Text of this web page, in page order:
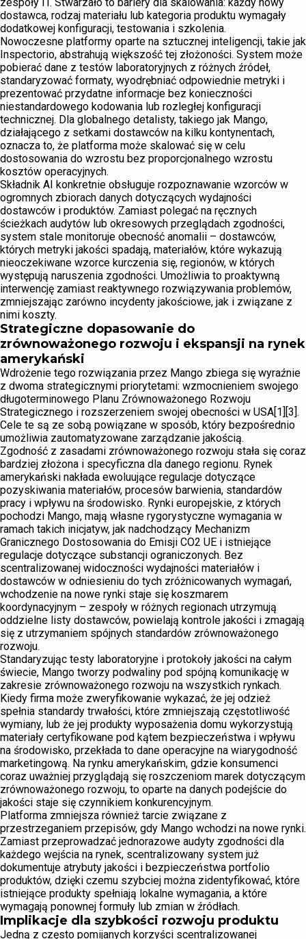
dostawca, rodzaj materiału lub kategoria produktu wymagały
dodatkowej konfiguracji, testowania i szkolenia.
Nowoczesne platformy oparte na sztucznej inteligencji, takie jak
Inspectorio, abstrahują większość tej złożoności. System może
pobierać dane z testów laboratoryjnych z różnych źródeł,
standaryzować formaty, wyodrębniać odpowiednie metryki i
prezentować przydatne informacje bez konieczności
niestandardowego kodowania lub rozległej konfiguracji
technicznej. Dla globalnego detalisty, takiego jak Mango,
działającego z setkami dostawców na kilku kontynentach,
oznacza to, że platforma może skalować się w celu
dostosowania do wzrostu bez proporcjonalnego wzrostu
kosztów operacyjnych.
Składnik AI konkretnie obsługuje rozpoznawanie wzorców w
ogromnych zbiorach danych dotyczących wydajności
dostawców i produktów. Zamiast polegać na ręcznych
ścieżkach audytów lub okresowych przeglądach zgodności,
system stale monitoruje obecność anomalii – dostawców,
których metryki jakości spadają, materiałów, które wykazują
nieoczekiwane wzorce kurczenia się, regionów, w których
występują naruszenia zgodności. Umożliwia to proaktywną
interwencję zamiast reaktywnego rozwiązywania problemów,
zmniejszając zarówno incydenty jakościowe, jak i związane z
nimi koszty.
Strategiczne dopasowanie do
zrównoważonego rozwoju i ekspansji na rynek
amerykański
Wdrożenie tego rozwiązania przez Mango zbiega się wyraźnie
z dwoma strategicznymi priorytetami: wzmocnieniem swojego
długoterminowego Planu Zrównoważonego Rozwoju
Strategicznego i rozszerzeniem swojej obecności w USA[1][3].
Cele te są ze sobą powiązane w sposób, który bezpośrednio
umożliwia zautomatyzowane zarządzanie jakością.
Zgodność z zasadami zrównoważonego rozwoju stała się coraz
bardziej złożona i specyficzna dla danego regionu. Rynek
amerykański nakłada ewoluujące regulacje dotyczące
pozyskiwania materiałów, procesów barwienia, standardów
pracy i wpływu na środowisko. Rynki europejskie, z których
pochodzi Mango, mają własne rygorystyczne wymagania w
ramach takich inicjatyw, jak nadchodzący Mechanizm
Granicznego Dostosowania do Emisji CO2 UE i istniejące
regulacje dotyczące substancji ograniczonych. Bez
scentralizowanej widoczności wydajności materiałów i
dostawców w odniesieniu do tych zróżnicowanych wymagań,
wchodzenie na nowe rynki staje się koszmarem
koordynacyjnym – zespoły w różnych regionach utrzymują
oddzielne listy dostawców, powielają kontrole jakości i zmagają
się z utrzymaniem spójnych standardów zrównoważonego
rozwoju.
Standaryzując testy laboratoryjne i protokoły jakości na całym
świecie, Mango tworzy podwaliny pod spójną komunikację w
zakresie zrównoważonego rozwoju na wszystkich rynkach.
Kiedy firma może zweryfikowanie wykazać, że jej odzież
spełnia standardy trwałości, które zmniejszają częstotliwość
wymiany, lub że jej produkty wyposażenia domu wykorzystują
materiały certyfikowane pod kątem bezpieczeństwa i wpływu
na środowisko, przekłada to dane operacyjne na wiarygodność
marketingową. Na rynku amerykańskim, gdzie konsumenci
coraz uważniej przyglądają się roszczeniom marek dotyczącym
zrównoważonego rozwoju, to oparte na danych podejście do
jakości staje się czynnikiem konkurencyjnym.
Platforma zmniejsza również tarcie związane z
przestrzeganiem przepisów, gdy Mango wchodzi na nowe rynki.
Zamiast przeprowadzać jednorazowe audyty zgodności dla
każdego wejścia na rynek, scentralizowany system już
dokumentuje atrybuty jakości i bezpieczeństwa portfolio
produktów, dzięki czemu szybciej można zidentyfikować, które
istniejące produkty spełniają lokalne wymagania, a które
wymagają ponownej formuły lub zmian w źródłach.
Implikacje dla szybkości rozwoju produktu
Jedną z często pomijanych korzyści scentralizowanej